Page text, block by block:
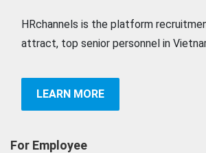
HRchannels is the platform
attract, top senior personnel in
LEARN MORE
For Employee